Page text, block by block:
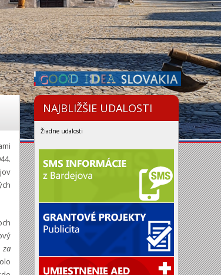
za
NAJBLIŽŠIE UDALOSTI
Žiadne udalosti